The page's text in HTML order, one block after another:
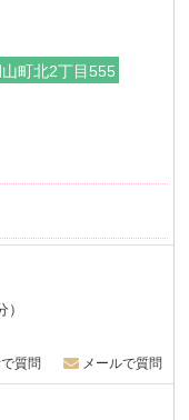
町北2丁目555
質問 メールで質問